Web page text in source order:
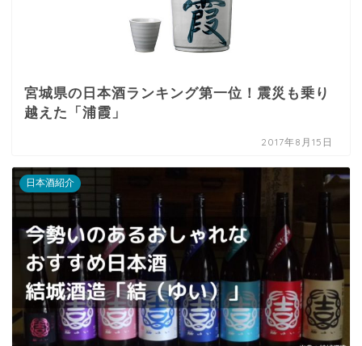
宮城県の日本酒ランキング第一位！震災も乗り
越えた「浦霞」
2017年8月15日
日本酒紹介